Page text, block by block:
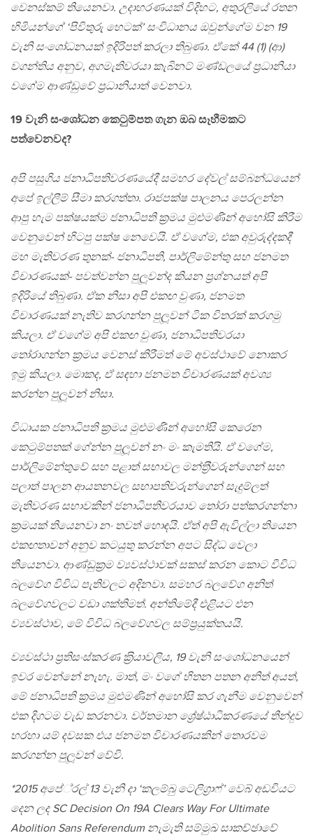
වෙනස්කම් තියෙනවා. උදාහරණයක් විදිහට, අතුරලියේ රතන
හිමියන්ගේ ‘පිවිතුරු හෙටක්’ සංවිධානය ඔවුන්ගේම වන 19
වැනි සංශෝධනයක් ඉදිරිපත් කරලා තිබුණා. ඒකේ 44 (1) (ආ)
වගන්තිය අනුව, අගමැතිවරයා කැබිනට් මණ්ඩලයේ ප‍්‍රධානියා
වගේම ආණ්ඩුවේ ප‍්‍රධානියාත් වෙනවා.
19 වැනි සංශෝධන කෙටුම්පත ගැන ඔබ සෑහීමකට
පත්වෙනවද?
අපි පසුගිය ජනාධිපතිවරණයේදී සමහර දේවල් සම්බන්ධයෙන්
අපේ ඉල්ලීම් සීමා කරගත්තා. රාජපක්ෂ පාලනය පෙරලන්න
ආපු හැම පක්ෂයක්ම ජනාධිපති ක‍්‍රමය මුළුමණින් අහෝසි කිරීම
වෙනුවෙන් හිටපු පක්ෂ නෙවෙයි. ඒ වගේම, එක අවුරුද්දකදී
මහ මැතිවරණ තුනක්- ජනාධිපති, පාර්ලිමේන්තු සහ ජනමත
විචාරණයක්- පවත්වන්න පුලූවන්ද කියන ප‍්‍රශ්නයත් අපි
ඉදිරියේ තිබුණා. ඒක නිසා අපි එකඟ වුණා, ජනමත
විචාරණයක් නැතිව කරගන්න පුලූවන් ටික විතරක් කරගමු
කියලා. ඒ වගේම අපි එකඟ වුණා, ජනාධිපතිවරයා
තෝරාගන්න ක‍්‍රමය වෙනස් කිරීමත් මේ අවස්ථාවේ නොකර
ඉමු කියලා. මොකද, ඒ සඳහා ජනමත විචාරණයක් අවශ්‍ය
කරන්න පුලූවන් නිසා.
විධායක ජනාධිපති ක‍්‍රමය මුළුමණින් අහෝසි කෙරෙන
කෙටුම්පතක් ගේන්න පුලූවන් නං මං කැමතියි. ඒ වගේම,
පාර්ලිමේන්තුවේ සහ පළාත් සභාවල මන්ත‍්‍රීවරුන්ගෙන් සහ
පලාත් පාලන ආයතනවල සභාපතිවරුන්ගෙන් සැදුම්ලත්
මැතිවරණ සභාවකින් ජනාධිපතිවරයාව තෝරා පත්කරගන්නා
ක‍්‍රමයක් තියෙනවා නං තවත් හොඳයි. ඒත් අපි ඇවිල්ලා තියෙන
එකඟතාවන් අනුව කටයුතු කරන්න අපට සිද්ධ වෙලා
තියෙනවා. ආණ්ඩුක‍්‍රම ව්‍යවස්ථාවක් සකස් කරන කොට විවිධ
බලවේග විවිධ පැතිවලට අදිනවා. සමහර බලවේග අනිත්
බලවේගවලට වඩා ශක්තිමත්. අන්තිමේදී එළියට එන
ව්‍යවස්ථාව, මේ විවිධ බලවේගවල සම්ප‍්‍රයුක්තයයි.
ව්‍යවස්ථා ප‍්‍රතිසංස්කරණ ක‍්‍රියාවලිය, 19 වැනි සංශෝධනයෙන්
ඉවර වෙන්නේ නැහැ. මාත්, මං වගේ හිතන පතන අනිත් අයත්,
මේ ජනාධිපති ක‍්‍රමය මුළුමණින් අහෝසි කර ගැනීම වෙනුවෙන්
එක දිගටම වැඩ කරනවා. වර්තමාන ශ්‍රේෂ්ඨාධිකරණයේ තීන්දුව
හරහා යම් දවසක එය ජනමත විචාරණයකින් තොරවම
කරගන්න පුලූවන් වේවි.
*2015 අපේ‍්‍රල් 13 වැනි දා ‘කලම්බු ටෙලිග‍්‍රාෆ්’ වෙබ් අඩවියට
දෙන ලද SC Decision On 19A Clears Way For Ultimate
Abolition Sans Referendum නැමැති සම්මුඛ සාකච්ඡාවේ